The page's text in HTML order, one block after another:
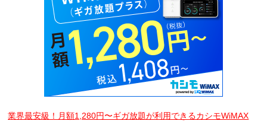
業界最安級！月額1,280円〜ギガ放題が利用できるカシモWiMAX